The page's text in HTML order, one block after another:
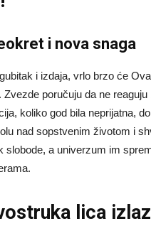
i nova snaga
i izdaja, vrlo brzo će
Zvezde poručuju da ne
koliko god bila neprijatna,
nad sopstvenim životom i
slobode, a univerzum im
lica